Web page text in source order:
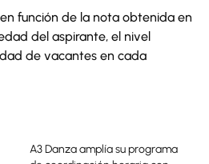
función de la nota obtenida en
del aspirante, el nivel
de vacantes en cada
A3 Danza amplía su programa